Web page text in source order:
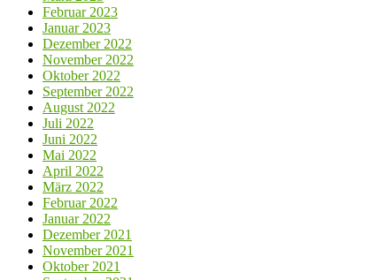
Februar 2023
Januar 2023
Dezember 2022
November 2022
Oktober 2022
September 2022
August 2022
Juli 2022
Juni 2022
Mai 2022
April 2022
März 2022
Februar 2022
Januar 2022
Dezember 2021
November 2021
Oktober 2021